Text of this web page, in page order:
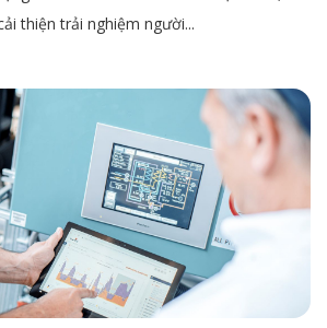
thiện trải nghiệm người...